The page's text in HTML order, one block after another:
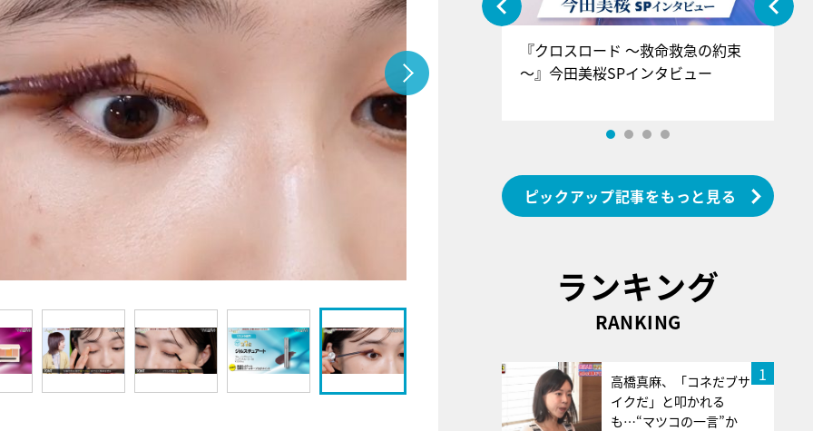
『アイ＝ラブ！げーみんぐ』＝LOV
E齋藤樹愛羅＆佐々木舞香SPインタ
『クロスロード ～救命救急の約束
～』今田美桜SPインタビュー
ピックアップ記事をもっと見る
ランキング
RANKING
1
高橋真麻、「コネだブサ
イクだ」と叩かれる
も…“マツコの一言”か